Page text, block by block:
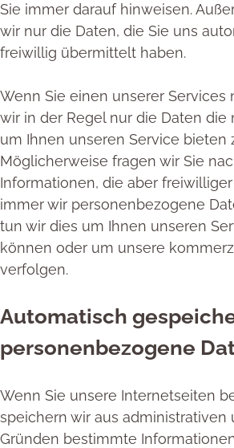
Sie immer darauf hinweisen.
wir nur die Daten, die Sie uns
freiwillig übermittelt haben.
Wenn Sie einen unserer Services
wir in der Regel nur die Daten die
um Ihnen unseren Service bieten
Möglicherweise fragen wir Sie
Informationen, die aber
immer wir personenbezogene
tun wir dies um Ihnen unseren
können oder um unsere
verfolgen.
Automatisch
personenbezogene
Wenn Sie unsere Internetseiten
speichern wir aus administrativen
Gründen bestimmte